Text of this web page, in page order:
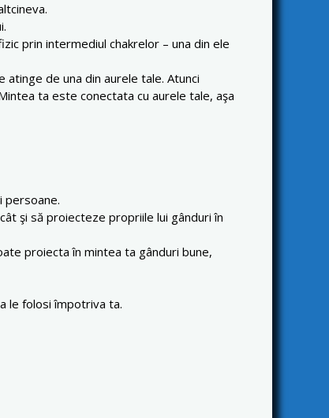
prin intermediul chakrelor – una din ele
de una din aurele tale. Atunci
ta este conectata cu aurele tale, aşa
persoane.
şi să proiecteze propriile lui gânduri în
proiecta în mintea ta gânduri bune,
le folosi împotriva ta.